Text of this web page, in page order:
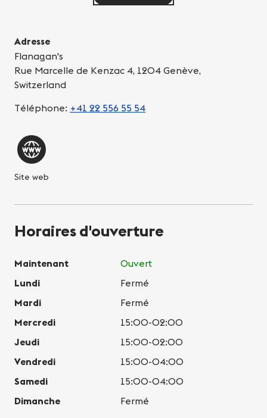
Adresse
Flanagan's
Rue Marcelle de Kenzac 4, 1204 Genève,
Switzerland
Téléphone: +41 22 556 55 54
Site web
Horaires d'ouverture
Maintenant
Ouvert
Lundi
Fermé
Mardi
Fermé
Mercredi
15:00-02:00
Jeudi
15:00-02:00
Vendredi
15:00-04:00
Samedi
15:00-04:00
Dimanche
Fermé